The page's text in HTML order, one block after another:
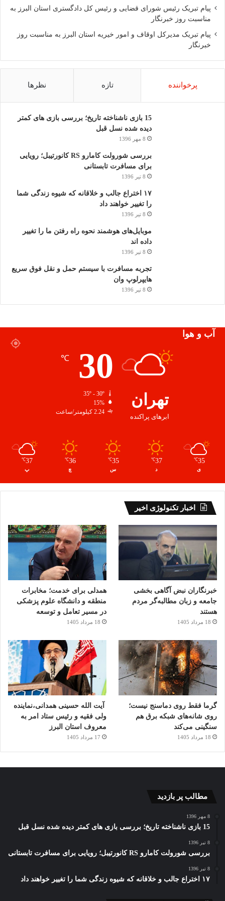
پیام تبریک رئیس شورای قضایی و رئیس کل دادگستری استان البرز به
مناسبت روز خبرنگار
پیام تبریک مدیرکل اوقاف و امور خیریه استان البرز به مناسبت روز
خبرنگار
پرخواننده تازه نظرها
15 بازی ناشناخته تاریخ؛ بررسی بازی های کمتر
دیده شده نسل قبل
8 مهر 1396
بررسی شورولت کامارو RS کانورتیبل؛ رویایی
برای مسافرت تابستانی
8 تیر 1396
۱۷ اختراع جالب و خلاقانه که شیوه زندگی شما
را تغییر خواهند داد
8 تیر 1396
موبایل‌های هوشمند نحوه راه رفتن ما را تغییر
داده اند
8 تیر 1396
تجربه مسافرت با سیستم حمل و نقل فوق سریع
هایپرلوپ وان
8 تیر 1396
آب و هوا
تهران
ابرهای پراکنده
30
℃
15%
2.24 کیلومتر/ساعت
35
℃
ی
37
℃
د
35
℃
س
36
℃
چ
37
℃
پ
اخبار تکنولوژی اخیر
خبرنگاران نبض آگاهی بخشی
جامعه و زبان مطالبه‌گر مردم
هستند
18 مرداد 1405
همدلی برای خدمت؛ مخابرات
منطقه و دانشگاه علوم پزشکی
در مسیر تعامل و توسعه
18 مرداد 1405
گرما فقط روی دماسنج نیست؛
روی شانه‌های شبکه برق هم
سنگینی می‌کند
18 مرداد 1405
آیت الله حسینی همدانی،نماینده
ولی فقیه و رئیس ستاد امر به
معروف استان البرز
17 مرداد 1405
مطالب پر بازدید
8 مهر 1396
15 بازی ناشناخته تاریخ؛ بررسی بازی های کمتر دیده شده نسل قبل
8 تیر 1396
بررسی شورولت کامارو RS کانورتیبل؛ رویایی برای مسافرت تابستانی
8 تیر 1396
۱۷ اختراع جالب و خلاقانه که شیوه زندگی شما را تغییر خواهند داد